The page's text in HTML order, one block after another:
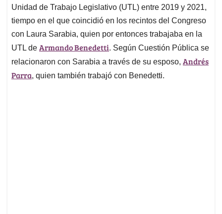
Unidad de Trabajo Legislativo (UTL) entre 2019 y 2021,
tiempo en el que coincidió en los recintos del Congreso
con Laura Sarabia, quien por entonces trabajaba en la
UTL de Armando Benedetti. Según Cuestión Pública se
relacionaron con Sarabia a través de su esposo, Andrés
Parra, quien también trabajó con Benedetti.